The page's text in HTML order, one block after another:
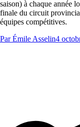
saison) à chaque année
finale du circuit
équipes compétitives.
ParÉmile Asselin4